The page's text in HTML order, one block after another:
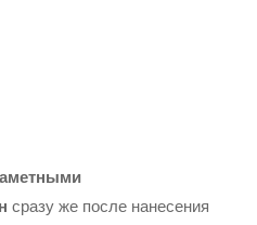
сразу же после нанесения